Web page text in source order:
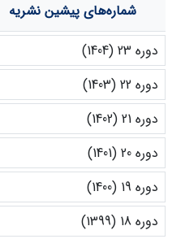
شماره‌های پیشین نشریه
دوره 23 (1404)
دوره 22 (1403)
دوره 21 (1402)
دوره 20 (1401)
دوره 19 (1400)
دوره 18 (1399)